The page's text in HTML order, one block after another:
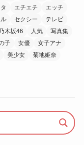
エチエチ
エッチ
セクシー
テレビ
木坂46 人気
写真集
子 女優
女子アナ
美少女
菊地姫奈